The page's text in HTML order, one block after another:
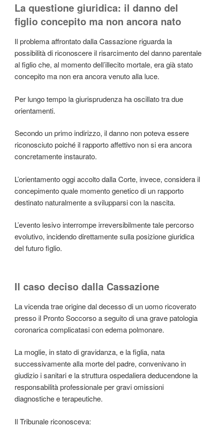
La questione giuridica: il danno del
figlio concepito ma non ancora nato
Il problema affrontato dalla Cassazione riguarda la
possibilità di riconoscere il risarcimento del danno parentale
al figlio che, al momento dell’illecito mortale, era già stato
concepito ma non era ancora venuto alla luce.
Per lungo tempo la giurisprudenza ha oscillato tra due
orientamenti.
Secondo un primo indirizzo, il danno non poteva essere
riconosciuto poiché il rapporto affettivo non si era ancora
concretamente instaurato.
L’orientamento oggi accolto dalla Corte, invece, considera il
concepimento quale momento genetico di un rapporto
destinato naturalmente a svilupparsi con la nascita.
L’evento lesivo interrompe irreversibilmente tale percorso
evolutivo, incidendo direttamente sulla posizione giuridica
del futuro figlio.
Il caso deciso dalla Cassazione
La vicenda trae origine dal decesso di un uomo ricoverato
presso il Pronto Soccorso a seguito di una grave patologia
coronarica complicatasi con edema polmonare.
La moglie, in stato di gravidanza, e la figlia, nata
successivamente alla morte del padre, convenivano in
giudizio i sanitari e la struttura ospedaliera deducendone la
responsabilità professionale per gravi omissioni
diagnostiche e terapeutiche.
Il Tribunale riconosceva: